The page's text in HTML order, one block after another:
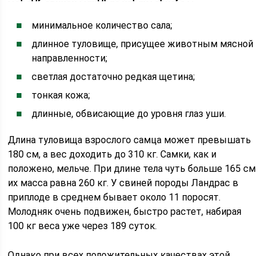
минимальное количество сала;
длинное туловище, присущее животным мясной
направленности;
светлая достаточно редкая щетина;
тонкая кожа;
длинные, обвисающие до уровня глаз уши.
Длина туловища взрослого самца может превышать
180 см, а вес доходить до 310 кг. Самки, как и
положено, мельче. При длине тела чуть больше 165 см
их масса равна 260 кг. У свиней породы Ландрас в
приплоде в среднем бывает около 11 поросят.
Молодняк очень подвижен, быстро растет, набирая
100 кг веса уже через 189 суток.